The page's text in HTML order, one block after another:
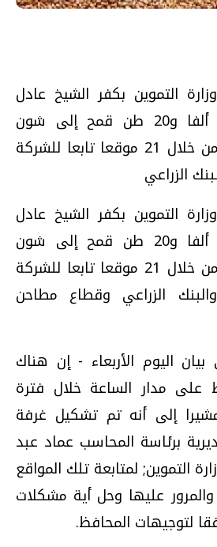
التموين بكفر الشيخ عادل
الهابط، توريد 228 ألفا و20 طن قمح إلى شون
وصوامع المحافظة من خلال 21 موقعا تابعا للشركة
الزراعي
التموين بكفر الشيخ عادل
الهابط، توريد 228 ألفا و20 طن قمح إلى شون
وصوامع المحافظة من خلال 21 موقعا تابعا للشركة
الزراعي وقطاع مطاحن
اليوم الأربعاء - إن هناك
على مدار الساعة خلال فترة
مشيرا إلى أنه تم تشكيل غرفة
برئاسة المحاسب عماد عبد
التموين; لمتابعة تلك المواقع
عليها وحل أية مشكلات
لتوجيهات المحافظ.